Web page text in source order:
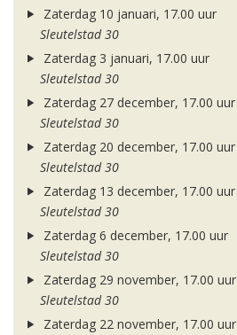
Zaterdag 10 januari, 17.00 uur
Sleutelstad 30
Zaterdag 3 januari, 17.00 uur
Sleutelstad 30
Zaterdag 27 december, 17.00 uur
Sleutelstad 30
Zaterdag 20 december, 17.00 uur
Sleutelstad 30
Zaterdag 13 december, 17.00 uur
Sleutelstad 30
Zaterdag 6 december, 17.00 uur
Sleutelstad 30
Zaterdag 29 november, 17.00 uur
Sleutelstad 30
Zaterdag 22 november, 17.00 uur